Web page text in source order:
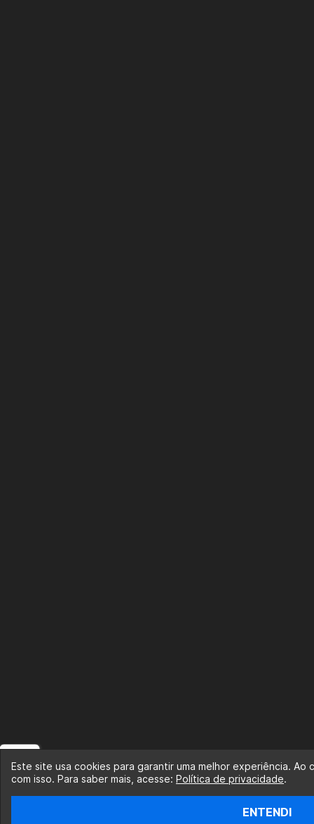
Este site usa cookies para garantir uma melhor experiência.
com isso. Para saber mais, acesse: Política de privacidade.
ENTENDI